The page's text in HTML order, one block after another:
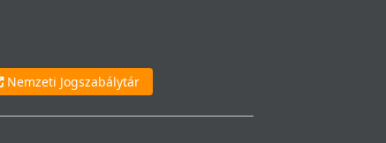
Nemzeti Jogszabálytár